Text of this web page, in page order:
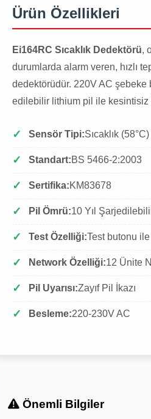
Ürün Özellikleri
Ei164RC Sıcaklık Dedektörü,
durumlarda alarm veren, hızlı
dedektörüdür. 220V AC şebeke
edilebilir lithium pil ile kesintisiz
Sensör Tipi:Sıcaklık
Standart:BS 5466-2:2003
Sertifika:KM83678
Pil Ömrü:10 Yıl
Test Özelliği:Test butonu ile
Network Özelliği:12 Ünite
Pil Uyarısı:Zayıf Pil İkazı
Besleme:220-230V AC
Önemli Bilgiler